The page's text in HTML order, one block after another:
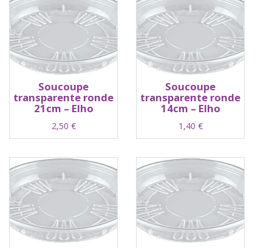
Soucoupe
transparente ronde
21cm – Elho
2,50 €
Soucoupe
transparente ronde
14cm – Elho
1,40 €